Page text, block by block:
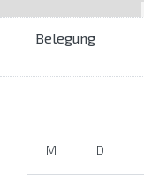
Belegung
M D